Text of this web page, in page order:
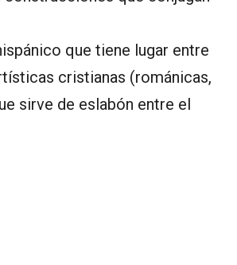
que tiene lugar entre
cristianas (románicas,
sirve de eslabón entre el